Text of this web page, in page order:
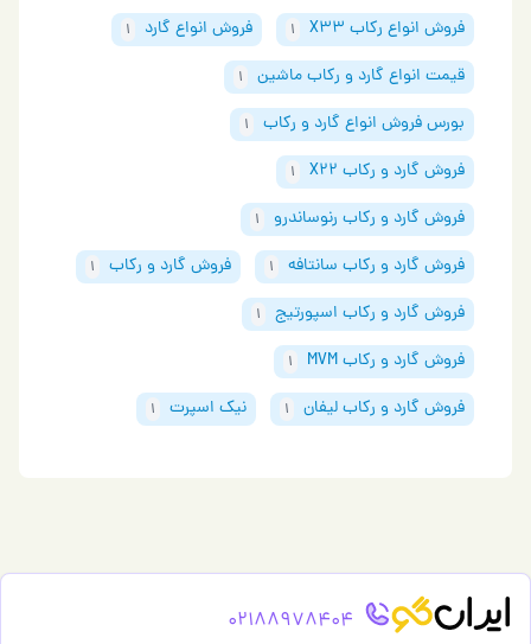
فروش انواع رکاب X33 1 فروش انواع گارد 1
قیمت انواع گارد و رکاب ماشین 1
بورس فروش انواع گارد و رکاب 1
فروش گارد و رکاب X22 1
فروش گارد و رکاب رنوساندرو 1
فروش گارد و رکاب سانتافه 1 فروش گارد و رکاب 1
فروش گارد و رکاب اسپورتیج 1
فروش گارد و رکاب MVM 1
فروش گارد و رکاب لیفان 1 نیک اسپرت 1
02188978404